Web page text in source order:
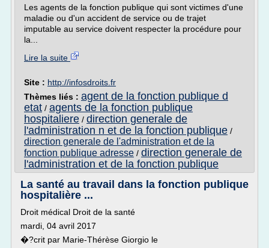
Les agents de la fonction publique qui sont victimes d'une
maladie ou d'un accident de service ou de trajet
imputable au service doivent respecter la procédure pour
la...
Lire la suite
Site : http://infosdroits.fr
Thèmes liés : agent de la fonction publique d
etat / agents de la fonction publique
hospitaliere / direction generale de
l'administration n et de la fonction publique /
direction generale de l'administration et de la
fonction publique adresse / direction generale de
l'administration et de la fonction publique
La santé au travail dans la fonction publique
hospitalière ...
Droit médical Droit de la santé
mardi, 04 avril 2017
�?crit par Marie-Thérèse Giorgio le